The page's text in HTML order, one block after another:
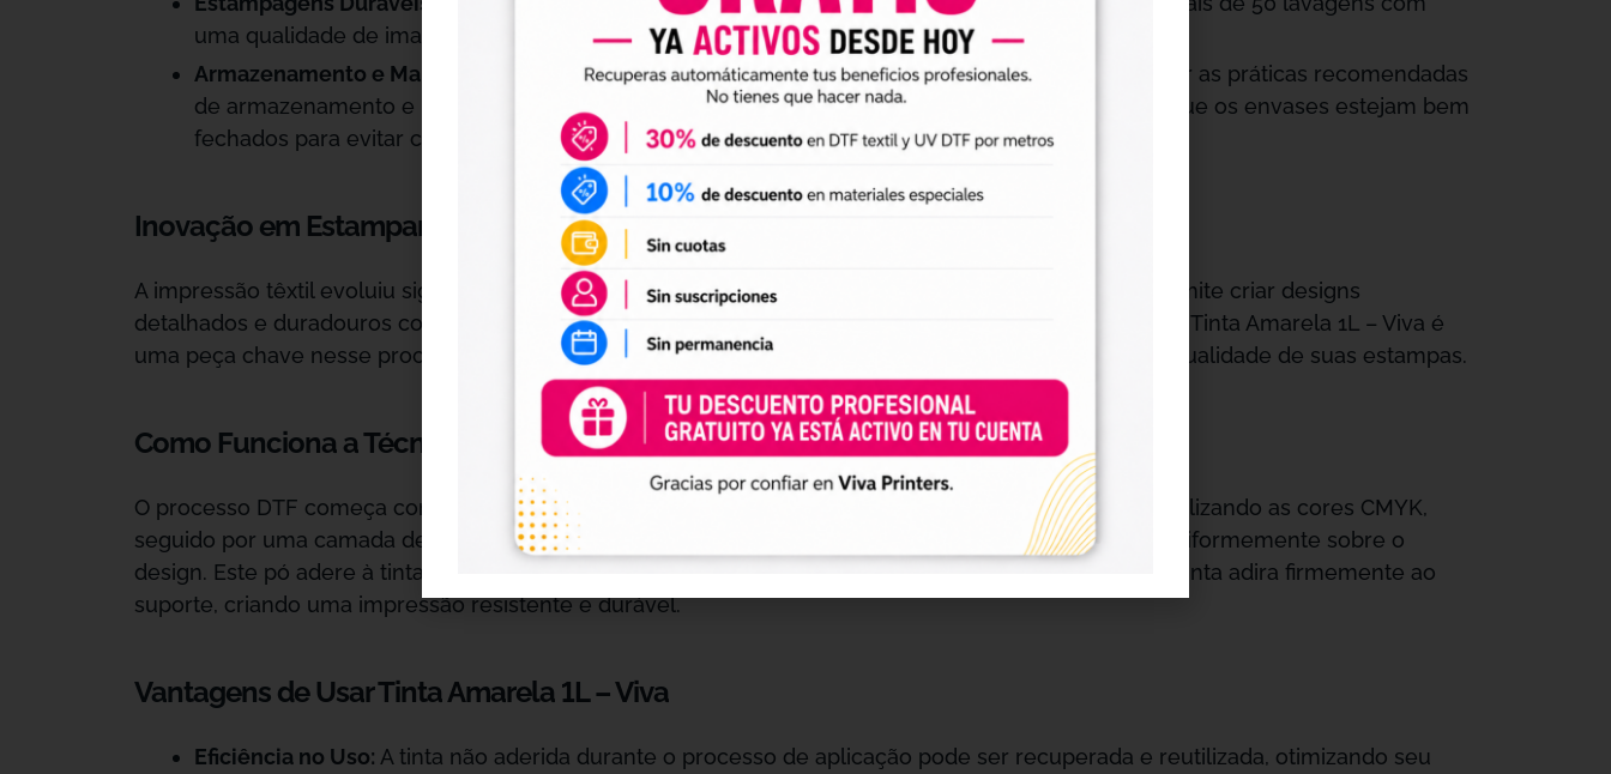
uma qualidade de imagem impressionante ao longo do tempo.
Armazenamento e Manuseio:
Para obter o melhor desempenho das tintas DTF, é essencial seguir as práticas recomendadas
de armazenamento e manuseio. Guarde as tintas em um local fresco e seco e certifique-se de que os envases estejam bem
fechados para evitar contaminação e evaporação.
Inovação em Estamparia Textil com Tinta Amarela 1L – Viva
A impressão têxtil evoluiu significativamente com a técnica DTF (Direct Transfer Film). Esta técnica permite criar designs
detalhados e duradouros com uma precisão e vivacidade de cor que antes eram difíceis de alcançar. A Tinta Amarela 1L – Viva é
uma peça chave nesse processo, oferecendo uma solução de impressão confiável que transforma a qualidade de suas estampas.
Como Funciona a Técnica DTF
O processo DTF começa com a impressão do design em modo espelho sobre a face fosca do filme, utilizando as cores CMYK,
seguido por uma camada de tinta branca. Com a tinta ainda úmida, aplicam-se os pós adesivos DTF uniformemente sobre o
design. Este pó adere à tinta úmida e, em seguida, é aquecido para fixar o adesivo. Isso garante que a tinta adira firmemente ao
suporte, criando uma impressão resistente e durável.
Vantagens de Usar Tinta Amarela 1L – Viva
Eficiência no Uso: A tinta não aderida durante o processo de aplicação pode ser recuperada e reutilizada, otimizando seu